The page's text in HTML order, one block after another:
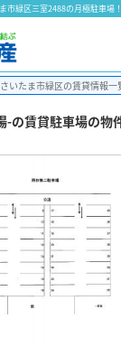
さいたま市緑区の賃貸情報一
-の賃貸駐車場の物